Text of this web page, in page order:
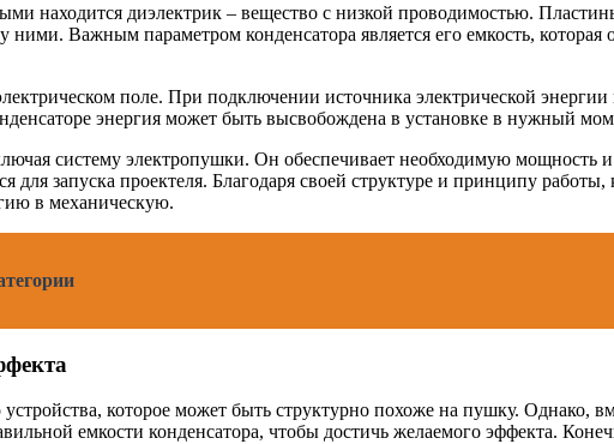
находится диэлектрик – вещество с низкой проводимостью.
Важным параметром конденсатора является его емкость, которая
поле. При подключении источника электрической энергии
энергия может быть высвобождена в установке в нужный
систему электропушки. Он обеспечивает необходимую мощность
для запуска проектеля. Благодаря своей структуре и принципу
в механическую.
которое может быть структурно похоже на пушку. Однако,
емкости конденсатора, чтобы достичь желаемого эффекта.